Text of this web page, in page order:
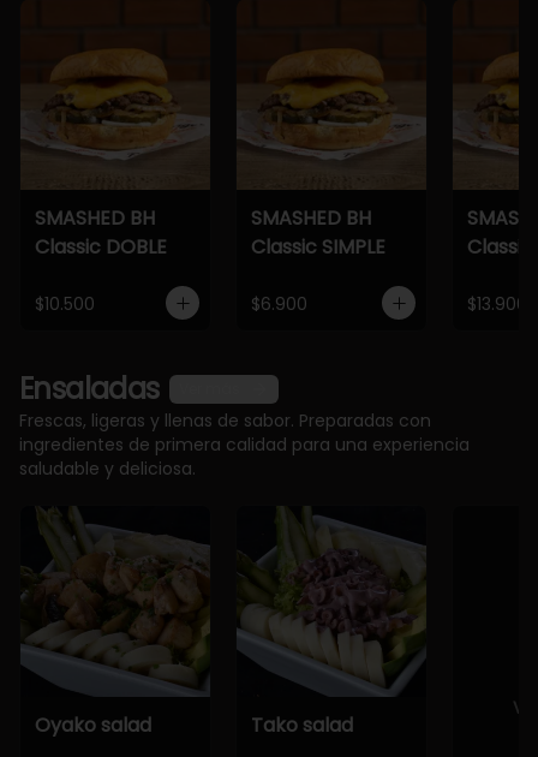
SMASHED BH
Classic DOBLE
$10.500
SMASHED BH
Classic SIMPLE
$6.900
Classic
$13.900
Ensaladas
Frescas, ligeras y llenas de sabor. Preparadas con
ingredientes de primera calidad para una experiencia
saludable y deliciosa.
Oyako salad Tako salad